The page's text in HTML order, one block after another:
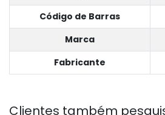
Código de Barras
Marca
Fabricante
Clientes também